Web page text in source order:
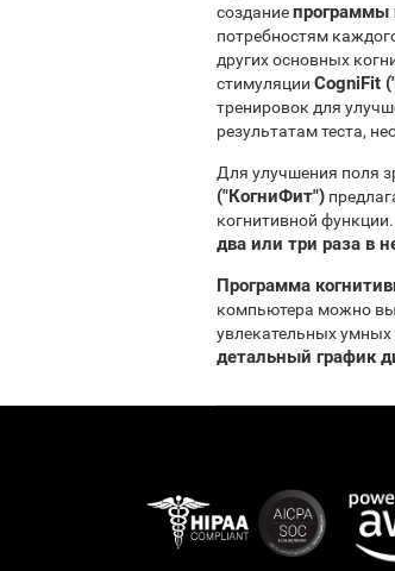
созданиепрограммы
потребностям
других основных
стимуляции CogniFit
тренировок для
результатам теста,
Для улучшения поля
("КогниФит")
когнитивной функции.
два или три раза в
Программа
компьютера можно
увлекательных умных
детальный график